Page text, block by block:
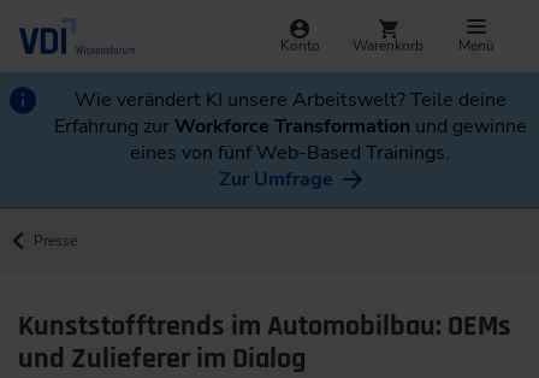
Konto Warenkorb Menü
Wie verändert KI unsere Arbeitswelt? Teile deine
Erfahrung zurWorkforce Transformation und gewinne
eines von fünf Web-Based Trainings.
Zur Umfrage
Presse
Kunststofftrends im Automobilbau: OEMs
und Zulieferer im Dialog